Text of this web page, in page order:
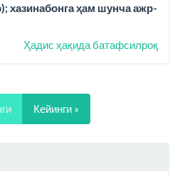
хазинабонга ҳам шунча ажр-
Ҳадис ҳақида батафсилроқ
Кейинги »